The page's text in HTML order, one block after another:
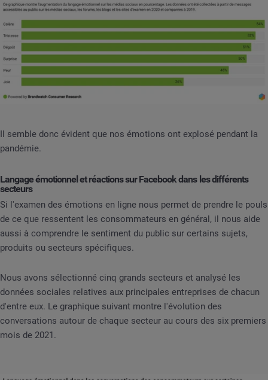
Il semble donc évident que nos émotions ont explosé pendant la
pandémie.
Langage émotionnel et réactions sur Facebook dans les différents
secteurs
Si l'examen des émotions en ligne nous permet de prendre le pouls
de ce que ressentent les consommateurs en général, il nous aide
aussi à comprendre le sentiment du public sur certains sujets,
produits ou secteurs spécifiques.
Nous avons sélectionné cinq grands secteurs et analysé les
données sociales relatives aux principales entreprises de chacun
d'entre eux. Le graphique suivant montre l'évolution des
conversations autour de chaque secteur au cours des six premiers
mois de 2021.